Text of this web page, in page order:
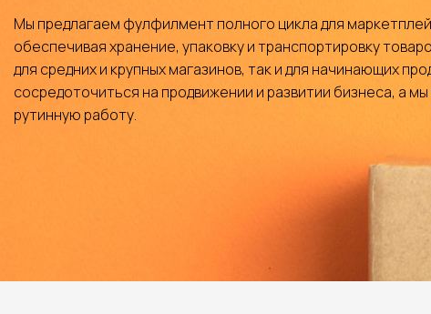
Мы предлагаем фулфилмент полного цикла для
обеспечивая хранение, упаковку и транспортировку
для средних и крупных магазинов, так и для начинающих
сосредоточиться на продвижении и развитии бизнеса, а
рутинную работу.